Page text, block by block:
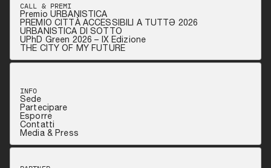
CALL & PREMI
Premio URBANISTICA
PREMIO CITTÀ ACCESSIBILI A TUTTƏ 2026
URBANISTICA DI SOTTO
UPhD Green 2026 – IX Edizione
THE CITY OF MY FUTURE
INFO
Sede
Partecipare
Esporre
Contatti
Media & Press